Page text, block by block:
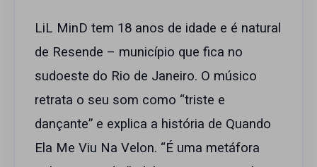
LiL MinD tem 18 anos de idade e é natural
de Resende – município que fica no
sudoeste do Rio de Janeiro. O músico
retrata o seu som como “triste e
dançante” e explica a história de Quando
Ela Me Viu Na Velon. “É uma metáfora